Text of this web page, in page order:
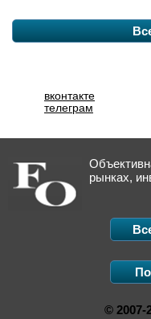
вконтакте
телеграм
рынках,
© 2007-